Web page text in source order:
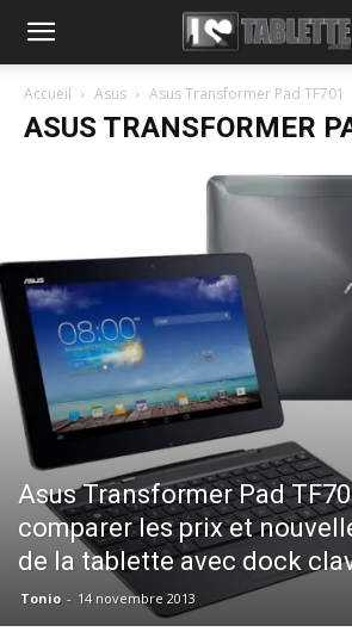
Accueil Asus Asus Transformer Pad TF701
ASUS TRANSFORMER
Asus Transformer Pad
comparer les prix et
de la tablette avec dock
Tonio - 14 novembre 2013